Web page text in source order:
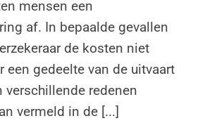
mensen een
af. In bepaalde gevallen
de kosten niet
een gedeelte van de uitvaart
verschillende redenen
vermeld in de [...]